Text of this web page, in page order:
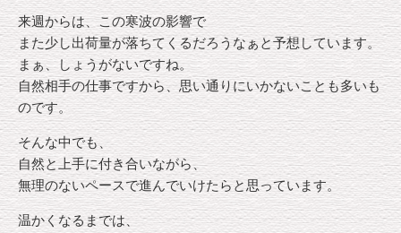
来週からは、この寒波の影響で
また少し出荷量が落ちてくるだろうなぁと予想しています。
まぁ、しょうがないですね。
自然相手の仕事ですから、思い通りにいかないことも多いも
のです。
そんな中でも、
自然と上手に付き合いながら、
無理のないペースで進んでいけたらと思っています。
温かくなるまでは、